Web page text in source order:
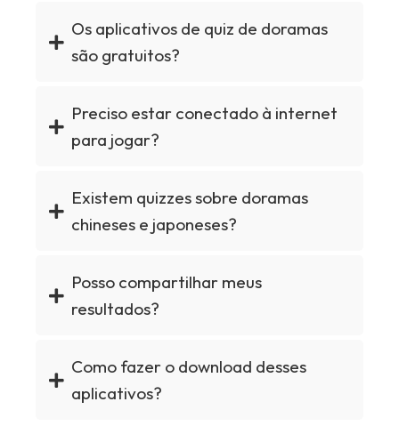
Os aplicativos de quiz de doramas
são gratuitos?
Preciso estar conectado à internet
para jogar?
Existem quizzes sobre doramas
chineses e japoneses?
Posso compartilhar meus
resultados?
Como fazer o download desses
aplicativos?